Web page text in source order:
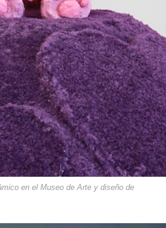
en el Museo de Arte y diseño de